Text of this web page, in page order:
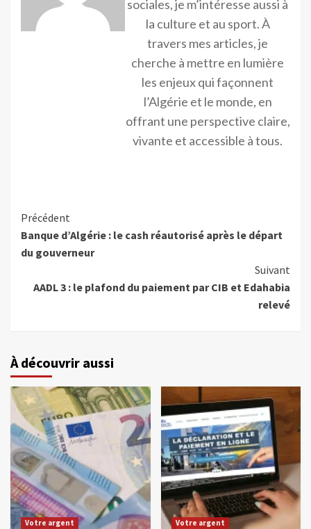
sociales, je m’intéresse aussi à
la culture et au sport. À
travers mes articles, je
cherche à mettre en lumière
les enjeux qui façonnent
l’Algérie et le monde, en
offrant une perspective claire,
vivante et accessible à tous.
Précédent
Banque d’Algérie : le cash réautorisé après le départ
du gouverneur
Suivant
AADL 3 : le plafond du paiement par CIB et Edahabia
relevé
À découvrir aussi
Votre argent Votre argent